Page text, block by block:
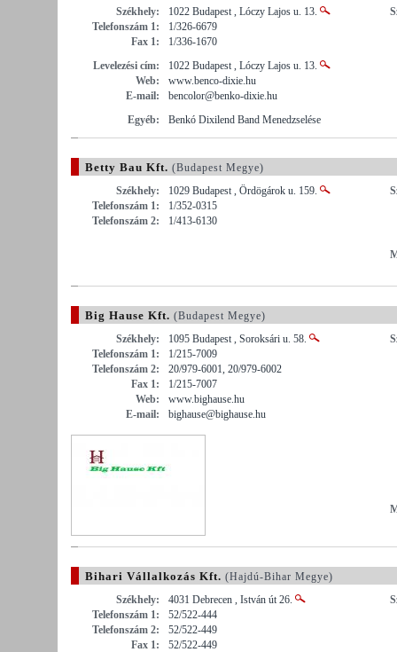
Székhely:
1022 Budapest , Lóczy Lajos u. 13.
Telefonszám 1:
1/326-6679
Fax 1:
1/336-1670
Levelezési cím:
1022 Budapest , Lóczy Lajos u. 13.
Web:
www.benco-dixie.hu
E-mail:
bencolor@benko-dixie.hu
Egyéb:
Benkó Dixilend Band Menedzselése
Betty Bau Kft. (Budapest Megye)
Székhely:
1029 Budapest , Ördögárok u. 159.
Telefonszám 1:
1/352-0315
Telefonszám 2:
1/413-6130
Big Hause Kft. (Budapest Megye)
Székhely:
1095 Budapest , Soroksári u. 58.
Telefonszám 1:
1/215-7009
Telefonszám 2:
20/979-6001, 20/979-6002
Fax 1:
1/215-7007
Web:
www.bighause.hu
E-mail:
bighause@bighause.hu
Bihari Vállalkozás Kft. (Hajdú-Bihar Megye)
Székhely:
4031 Debrecen , István út 26.
Telefonszám 1:
52/522-444
Telefonszám 2:
52/522-449
Fax 1:
52/522-449